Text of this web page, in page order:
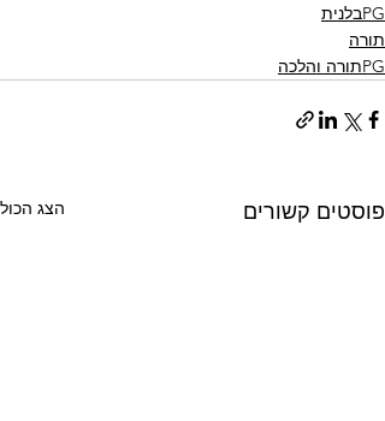
PGבלנית
תורה
PGתורה והלכה
פוסטים קשורים הצג הכול